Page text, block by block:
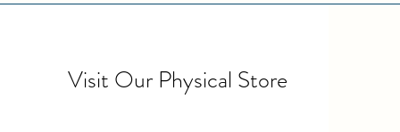
Visit Our Physical Store